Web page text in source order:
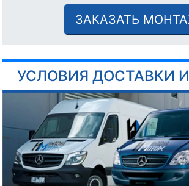
ЗАКАЗАТЬ
УСЛОВИЯ ДОСТАВКИ